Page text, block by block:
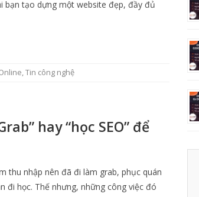
bạn tạo dựng một website đẹp, đầy đủ
,Tin công nghệ
hay “học SEO” để
thu nhập nên đã đi làm grab, phục quán
đi học. Thế nhưng, những công việc đó